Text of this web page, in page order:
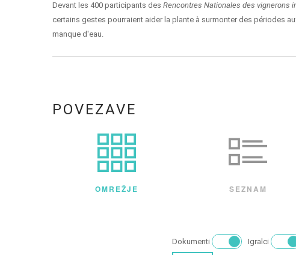
Devant les 400 participants des Rencontres Nationales des vignerons
certains gestes pourraient aider la plante à surmonter des périodes
manque d'eau.
POVEZAVE
OMREŽJE SEZNAM
Dokumenti Igralci